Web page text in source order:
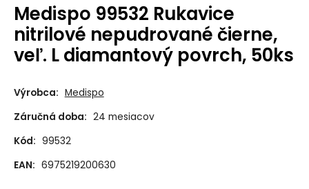
Medispo 99532 Rukavice
nitrilové nepudrované čierne,
veľ. L diamantový povrch, 50ks
Výrobca: Medispo
Záručná doba: 24 mesiacov
Kód: 99532
EAN: 6975219200630